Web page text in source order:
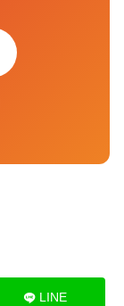
LINE